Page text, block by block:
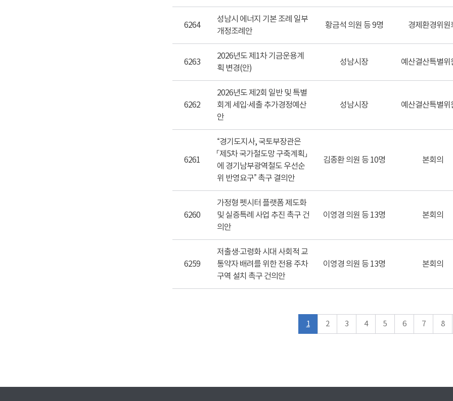
6264
성남시 에너지 기본 조례 일부
개정조례안
황금석 의원 등 9명 경제환경위원
6263
2026년도 제1차 기금운용계
획 변경(안)
성남시장 예산결산특별위
6262
2026년도 제2회 일반 및 특별
회계 세입·세출 추가경정예산
안
성남시장 예산결산특별위
6261
“경기도지사, 국토부장관은
「제5차 국가철도망 구축계획」
에 경기남부광역철도 우선순
위 반영요구” 촉구 결의안
김종환 의원 등 10명 본회의
6260
가정형 펫시터 플랫폼 제도화
및 실증특례 사업 추진 촉구 건
의안
이영경 의원 등 13명 본회의
6259
저출생·고령화 시대 사회적 교
통약자 배려를 위한 전용 주차
구역 설치 촉구 건의안
이영경 의원 등 13명 본회의
1 2 3 4 5 6 7 8